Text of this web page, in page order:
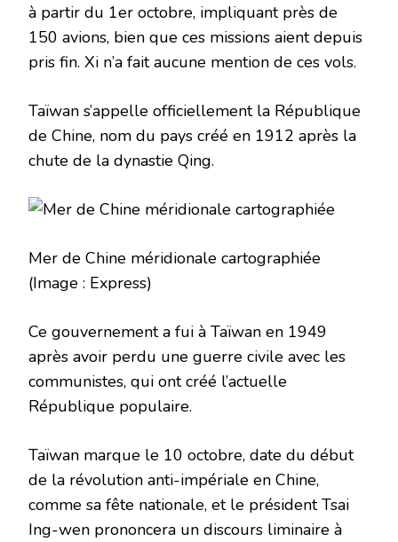
à partir du 1er octobre, impliquant près de
150 avions, bien que ces missions aient depuis
pris fin. Xi n’a fait aucune mention de ces vols.
Taïwan s’appelle officiellement la République
de Chine, nom du pays créé en 1912 après la
chute de la dynastie Qing.
Mer de Chine méridionale cartographiée
(Image : Express)
Ce gouvernement a fui à Taïwan en 1949
après avoir perdu une guerre civile avec les
communistes, qui ont créé l’actuelle
République populaire.
Taïwan marque le 10 octobre, date du début
de la révolution anti-impériale en Chine,
comme sa fête nationale, et le président Tsai
Ing-wen prononcera un discours liminaire à